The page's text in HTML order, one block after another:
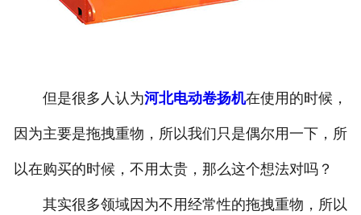
但是很多人认为河北电动卷扬机在使用的时候，
因为主要是拖拽重物，所以我们只是偶尔用一下，所
以在购买的时候，不用太贵，那么这个想法对吗？
其实很多领域因为不用经常性的拖拽重物，所以